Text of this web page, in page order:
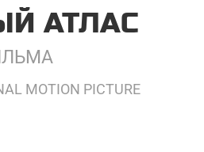
АТЛАС
MOTION PICTURE